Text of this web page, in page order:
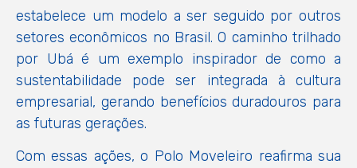
estabelece um modelo a ser seguido por outros
setores econômicos no Brasil. O caminho trilhado
por Ubá é um exemplo inspirador de como a
sustentabilidade pode ser integrada à cultura
empresarial, gerando benefícios duradouros para
as futuras gerações.
Com essas ações, o Polo Moveleiro reafirma sua